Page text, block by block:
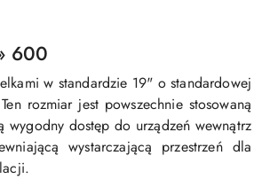
600
w standardzie 19" o standardowej
rozmiar jest powszechnie stosowaną
wygodny dostęp do urządzeń wewnątrz
wystarczającą przestrzeń dla